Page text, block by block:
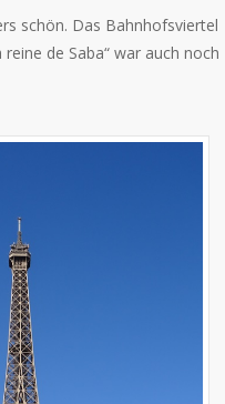
schön. Das Bahnhofsviertel
de Saba“ war auch noch